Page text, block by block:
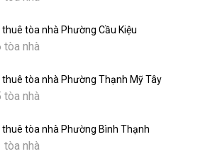
thuê tòa nhà Phường Cầu Kiệu
tòa nhà
thuê tòa nhà Phường Thạnh Mỹ Tây
tòa nhà
thuê tòa nhà Phường Bình Thạnh
tòa nhà